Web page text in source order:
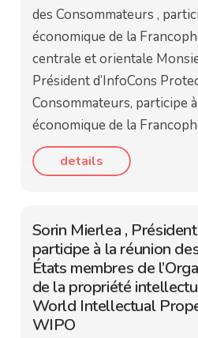
des Consommateurs ,
économique de la
centrale et orientale
Président d’InfoCons
Consommateurs, participe
économique de la
details
Sorin Mierlea ,
participe à la réunion
États membres de
de la propriété
World Intellectual
WIPO